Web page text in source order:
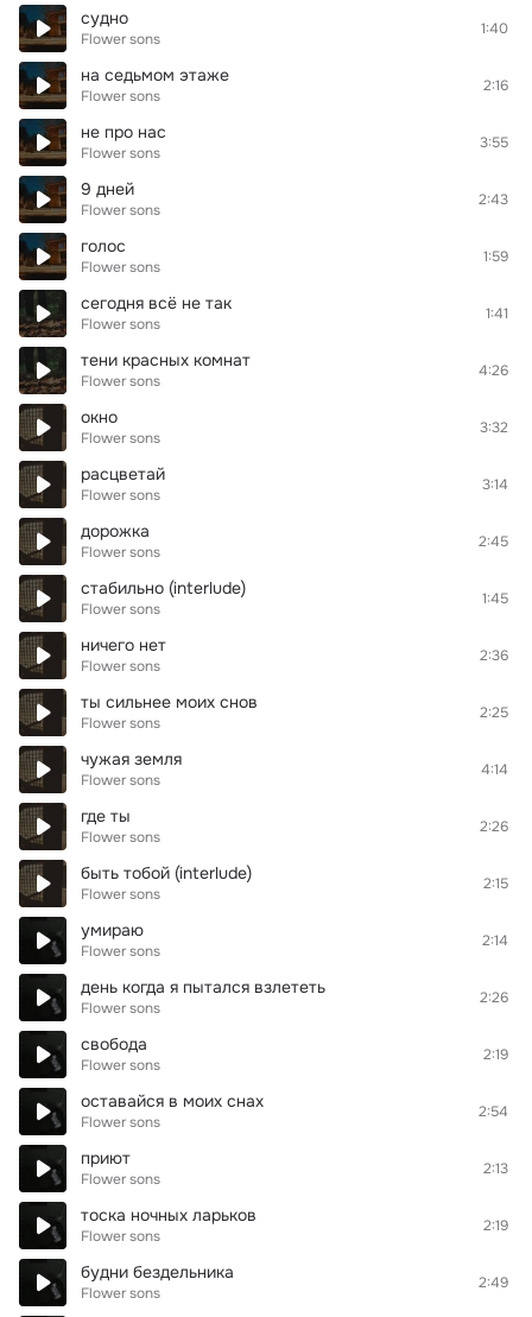
судно
Flower sons
1:40
на седьмом этаже
Flower sons
2:16
не про нас
Flower sons
3:55
9 дней
Flower sons
2:43
голос
Flower sons
1:59
сегодня всё не так
Flower sons
1:41
тени красных комнат
Flower sons
4:26
окно
Flower sons
3:32
расцветай
Flower sons
3:14
дорожка
Flower sons
2:45
стабильно (interlude)
Flower sons
1:45
ничего нет
Flower sons
2:36
ты сильнее моих снов
Flower sons
2:25
чужая земля
Flower sons
4:14
где ты
Flower sons
2:26
быть тобой (interlude)
Flower sons
2:15
умираю
Flower sons
2:14
день когда я пытался взлететь
Flower sons
2:26
свобода
Flower sons
2:19
оставайся в моих снах
Flower sons
2:54
приют
Flower sons
2:13
тоска ночных ларьков
Flower sons
2:19
будни бездельника
Flower sons
2:49